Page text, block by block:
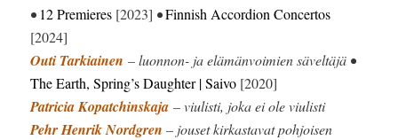
• 12 Premieres [2023] •Finnish Accordion Concertos
[2024]
Outi Tarkiainen – luonnon- ja elämänvoimien säveltäjä •
The Earth, Spring’s Daughter | Saivo [2020]
Patricia Kopatchinskaja – viulisti, joka ei ole viulisti
Pehr Henrik Nordgren – jouset kirkastavat pohjoisen